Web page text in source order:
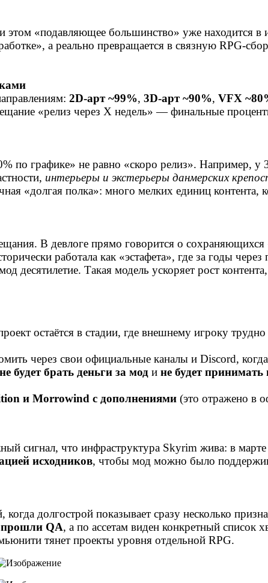
этом «подавляющее большинство» уже находится в
а реально превращается в связную
2D‑арт ~99%, 3D‑арт ~90%, VFX
«релиз через X недель» — финальные
по графике» не равно «скоро релиз». Например, у
интерьеры и экстерьеры данмерских
«долгая полка»: много мелких единиц
В девлоге прямо говорится о сохраняющихся
работала как «эстафета», где за годы
десятилетие. Такая модель ускоряет рост
остаётся в стадии, где внешнему игроку
через свои официальные каналы и Discord,
не будет брать деньги за мод и не будет
и Morrowind с дополнениями (это отражено в
сигнал, что инфраструктура Skyrim жива: в
исходников, чтобы мод можно было
долгострой показывает сразу несколько
прошли QA, а по ассетам виден конкретный список
тянет проекты уровня отдельной RPG.